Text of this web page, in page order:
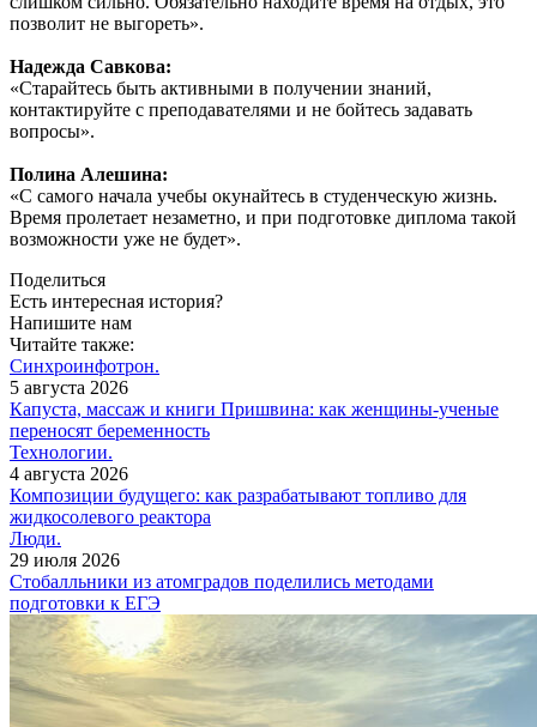
позволит не выгореть».
Надежда Савкова:
«Старайтесь быть активными в получении знаний,
контактируйте с преподавателями и не бойтесь задавать
вопросы».
Полина Алешина:
«С самого начала учебы окунайтесь в студенческую жизнь.
Время пролетает незаметно, и при подготовке диплома такой
возможности уже не будет».
Поделиться
Есть интересная история?
Напишите нам
Читайте также:
Синхроинфотрон.
5 августа 2026
Капуста, массаж и книги Пришвина: как женщины-ученые
переносят беременность
Технологии.
4 августа 2026
Композиции будущего: как разрабатывают топливо для
жидкосолевого реактора
Люди.
29 июля 2026
Cтобалльники из атомградов поделились методами
подготовки к ЕГЭ